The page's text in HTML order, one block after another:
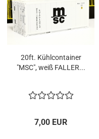
20ft. Kühlcontainer
"MSC", weiß FALLER...
7,00 EUR